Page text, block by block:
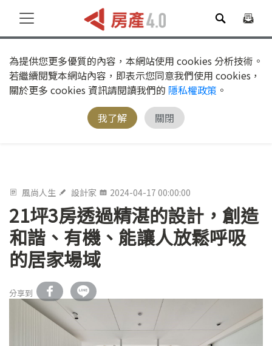
為提供您更多優質的內容，本網站使用 cookies 分析技術。
若繼續閱覽本網站內容，即表示您同意我們使用 cookies，
關於更多 cookies 資訊請閱讀我們的 隱私權政策 。
我了解
關閉
風尚人生 設計家 2024-04-17 00:00:00
21坪3房透過精湛的設計，創造
和諧、有機、能讓人放鬆呼吸
的居家場域
分享到